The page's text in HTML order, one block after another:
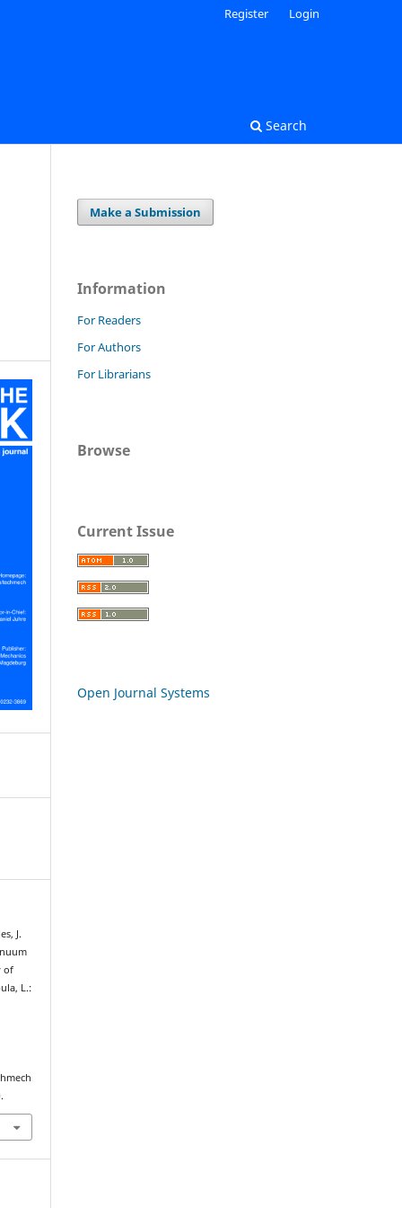
Search
Register Login
J.
of
L.:
Make a Submission
Information
For Readers
For Authors
For Librarians
Browse
Current Issue
Open Journal Systems